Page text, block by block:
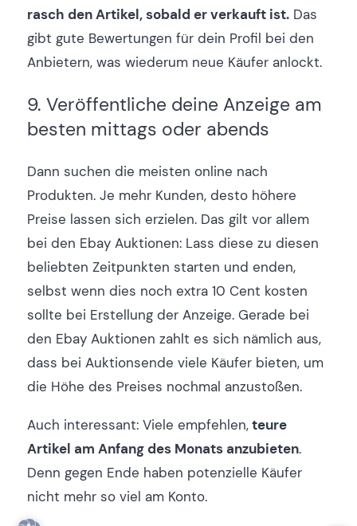
rasch den Artikel, sobald er verkauft ist.Das
gibt gute Bewertungen für dein Profil bei den
Anbietern, was wiederum neue Käufer anlockt.
9. Veröffentliche deine Anzeige am
besten mittags oder abends
Dann suchen die meisten online nach
Produkten. Je mehr Kunden, desto höhere
Preise lassen sich erzielen. Das gilt vor allem
bei den Ebay Auktionen: Lass diese zu diesen
beliebten Zeitpunkten starten und enden,
selbst wenn dies noch extra 10 Cent kosten
sollte bei Erstellung der Anzeige. Gerade bei
den Ebay Auktionen zahlt es sich nämlich aus,
dass bei Auktionsende viele Käufer bieten, um
die Höhe des Preises nochmal anzustoßen.
Auch interessant: Viele empfehlen,teure
Artikel am Anfang des Monats anzubieten.
Denn gegen Ende haben potenzielle Käufer
nicht mehr so viel am Konto.